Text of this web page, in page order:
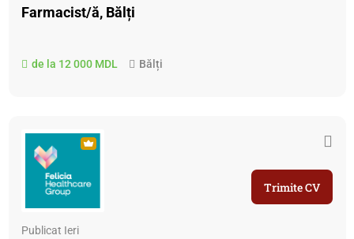
Farmacist/ă, Bălți
de la 12 000 MDL Bălți
Publicat Ieri
Trimite CV